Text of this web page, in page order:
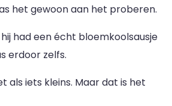
het gewoon aan het proberen.
had een écht bloemkoolsausje
erdoor zelfs.
als iets kleins. Maar dat is het